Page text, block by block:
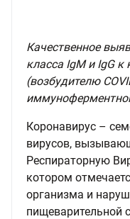
Качественное
класса IgМ и IgG к
(возбудителю
Коронавирус –
вирусов,
Респираторную
котором
организма и
пищеварительной